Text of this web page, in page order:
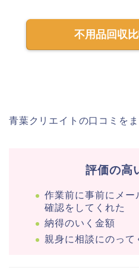
不用品回収
青葉クリエイトの口コミを
評価の高
作業前に事前にメー
確認をしてくれた
納得のいく金額
親身に相談にのって